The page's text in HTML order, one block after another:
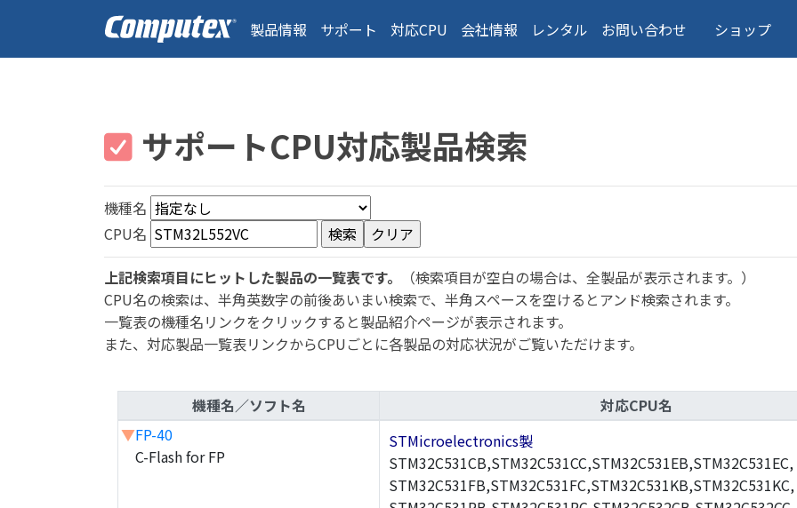
製品情報 サポート 対応CPU 会社情報 レンタル お問い合わせ ショップ
サポートCPU対応製品検索
機種名
CPU名
上記検索項目にヒットした製品の一覧表です。
（検索項目が空白の場合は、全製品が表示されます。）
CPU名の検索は、半角英数字の前後あいまい検索で、半角スペースを空けるとアンド検索されます。
一覧表の機種名リンクをクリックすると製品紹介ページが表示されます。
また、対応製品一覧表リンクからCPUごとに各製品の対応状況がご覧いただけます。
機種名／ソフト名
対応CPU名
▼FP-40
C-Flash for FP
STMicroelectronics製
STM32C531CB,STM32C531CC,STM32C531EB,STM32C531EC,
STM32C531FB,STM32C531FC,STM32C531KB,STM32C531KC,